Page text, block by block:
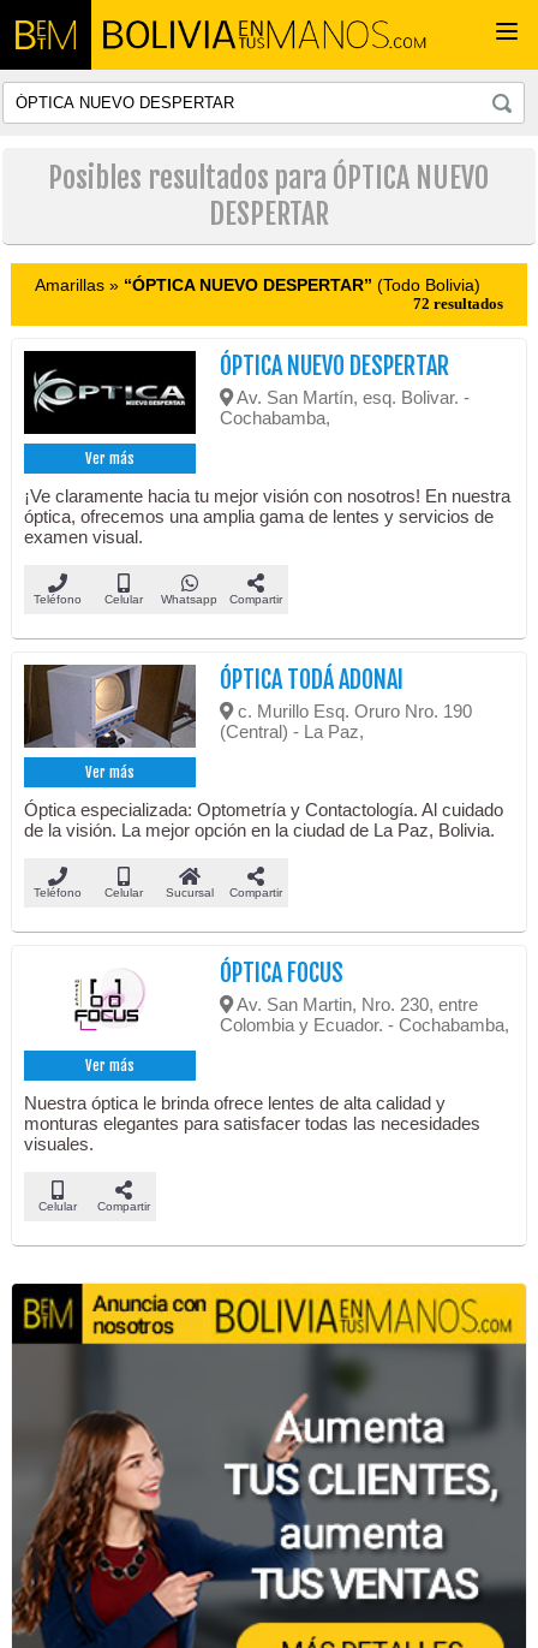
Posibles resultados para ÓPTICA NUEVO
DESPERTAR
Amarillas » “ÓPTICA NUEVO DESPERTAR” (Todo Bolivia)
72 resultados
Ver más
ÓPTICA NUEVO DESPERTAR
Av. San Martín, esq. Bolivar. -
Cochabamba,
¡Ve claramente hacia tu mejor visión con nosotros! En nuestra
óptica, ofrecemos una amplia gama de lentes y servicios de
examen visual.
Teléfono Celular Whatsapp Compartir
Ver más
ÓPTICA TODÁ ADONAI
c. Murillo Esq. Oruro Nro. 190
(Central) - La Paz,
Óptica especializada: Optometría y Contactología. Al cuidado
de la visión. La mejor opción en la ciudad de La Paz, Bolivia.
Teléfono Celular Sucursal Compartir
Ver más
ÓPTICA FOCUS
Av. San Martin, Nro. 230, entre
Colombia y Ecuador. - Cochabamba,
Nuestra óptica le brinda ofrece lentes de alta calidad y
monturas elegantes para satisfacer todas las necesidades
visuales.
Celular Compartir